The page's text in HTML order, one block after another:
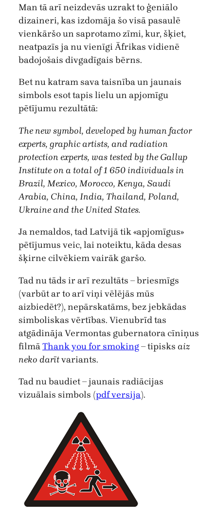
Man tā arī neizdevās uzrakt to ģeniālo
dizaineri, kas izdomāja šo visā pasaulē
vienkāršo un saprotamo zīmi, kur, šķiet,
neatpazīs ja nu vienīgi Āfrikas vidienē
badojošais divgadīgais bērns.
Bet nu katram sava taisnība un jaunais
simbols esot tapis lielu un apjomīgu
pētījumu rezultātā:
The new symbol, developed by human factor
experts, graphic artists, and radiation
protection experts, was tested by the Gallup
Institute on a total of 1 650 individuals in
Brazil, Mexico, Morocco, Kenya, Saudi
Arabia, China, India, Thailand, Poland,
Ukraine and the United States.
Ja nemaldos, tad Latvijā tik «apjomīgus»
pētījumus veic, lai noteiktu, kāda desas
šķirne cilvēkiem vairāk garšo.
Tad nu tāds ir arī rezultāts – briesmīgs
(varbūt ar to arī viņi vēlējās mūs
aizbiedēt?), nepārskatāms, bez jebkādas
simboliskas vērtības. Vienubrīd tas
atgādināja Vermontas gubernatora cīniņus
filmāThank you for smoking– tipisks aiz
neko darītvariants.
Tad nu baudiet – jaunais radiācijas
vizuālais simbols (pdf versija).